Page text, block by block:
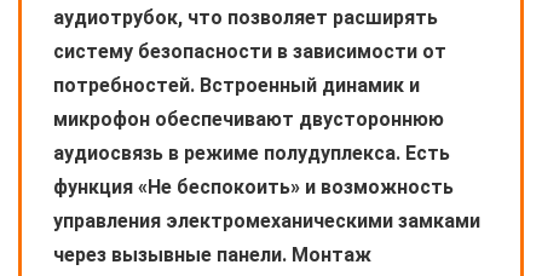
аудиотрубок, что позволяет расширять
систему безопасности в зависимости от
потребностей. Встроенный динамик и
микрофон обеспечивают двустороннюю
аудиосвязь в режиме полудуплекса. Есть
функция «Не беспокоить» и возможность
управления электромеханическими замками
через вызывные панели. Монтаж